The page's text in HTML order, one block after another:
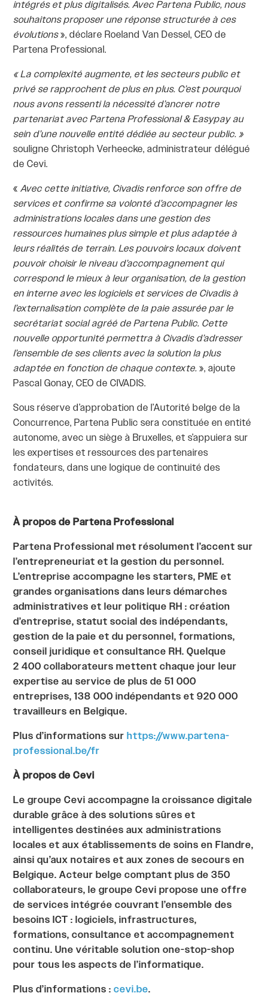
intégrés et plus digitalisés. Avec Partena Public, nous
souhaitons proposer une réponse structurée à ces
évolutions», déclare Roeland Van Dessel, CEO de
Partena Professional.
« La complexité augmente, et les secteurs public et
privé se rapprochent de plus en plus. C’est pourquoi
nous avons ressenti la nécessité d’ancrer notre
partenariat avec Partena Professional & Easypay au
sein d’une nouvelle entité dédiée au secteur public. »
souligne Christoph Verheecke, administrateur délégué
de Cevi.
«Avec cette initiative, Civadis renforce son offre de
services et confirme sa volonté d’accompagner les
administrations locales dans une gestion des
ressources humaines plus simple et plus adaptée à
leurs réalités de terrain. Les pouvoirs locaux doivent
pouvoir choisir le niveau d’accompagnement qui
correspond le mieux à leur organisation, de la gestion
en interne avec les logiciels et services de Civadis à
l’externalisation complète de la paie assurée par le
secrétariat social agréé de Partena Public. Cette
nouvelle opportunité permettra à Civadis d’adresser
l’ensemble de ses clients avec la solution la plus
adaptée en fonction de chaque contexte.», ajoute
Pascal Gonay, CEO de CIVADIS.
Sous réserve d’approbation de l’Autorité belge de la
Concurrence, Partena Public sera constituée en entité
autonome, avec un siège à Bruxelles, et s’appuiera sur
les expertises et ressources des partenaires
fondateurs, dans une logique de continuité des
activités.
À propos de Partena Professional
Partena Professional met résolument l’accent sur
l’entrepreneuriat et la gestion du personnel.
L’entreprise accompagne les starters, PME et
grandes organisations dans leurs démarches
administratives et leur politique RH : création
d’entreprise, statut social des indépendants,
gestion de la paie et du personnel, formations,
conseil juridique et consultance RH. Quelque
2 400 collaborateurs mettent chaque jour leur
expertise au service de plus de 51 000
entreprises, 138 000 indépendants et 920 000
travailleurs en Belgique.
Plus d’informations surhttps://www.partena-
professional.be/fr
À propos de Cevi
Le groupe Cevi accompagne la croissance digitale
durable grâce à des solutions sûres et
intelligentes destinées aux administrations
locales et aux établissements de soins en Flandre,
ainsi qu’aux notaires et aux zones de secours en
Belgique. Acteur belge comptant plus de 350
collaborateurs, le groupe Cevi propose une offre
de services intégrée couvrant l’ensemble des
besoins ICT : logiciels, infrastructures,
formations, consultance et accompagnement
continu. Une véritable solution one-stop-shop
pour tous les aspects de l’informatique.
Plus d’informations :cevi.be.